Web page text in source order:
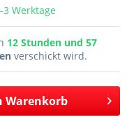
Werktage
12 Stunden und 57
verschickt wird.
Warenkorb